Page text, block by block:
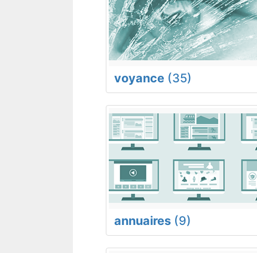
voyance (35)
annuaires (9)